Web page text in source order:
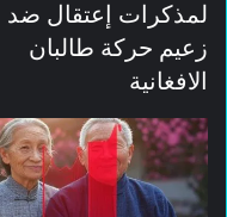
لمذكرات إعتقال ضد
زعيم حركة طالبان
الافغانية